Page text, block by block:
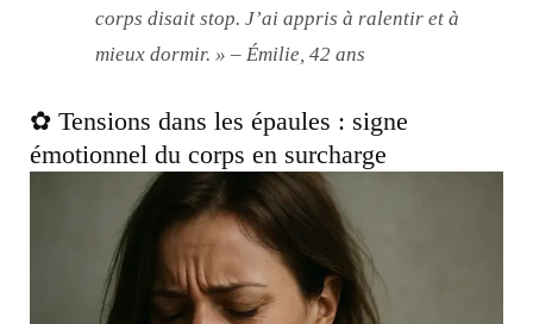
corps disait stop. J’ai appris à ralentir et à
mieux dormir. » – Émilie, 42 ans
✿ Tensions dans les épaules : signe
émotionnel du corps en surcharge